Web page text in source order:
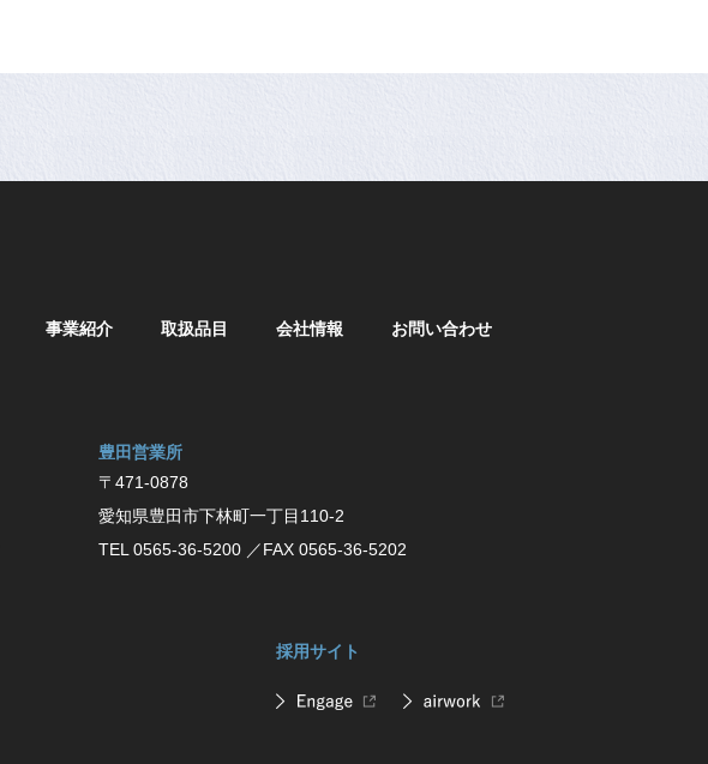
事業紹介 取扱品目 会社情報 お問い合わせ
豊⽥営業所
〒471-0878
愛知県豊⽥市下林町⼀丁⽬110-2
TEL 0565-36-5200 ／FAX 0565-36-5202
採用サイト